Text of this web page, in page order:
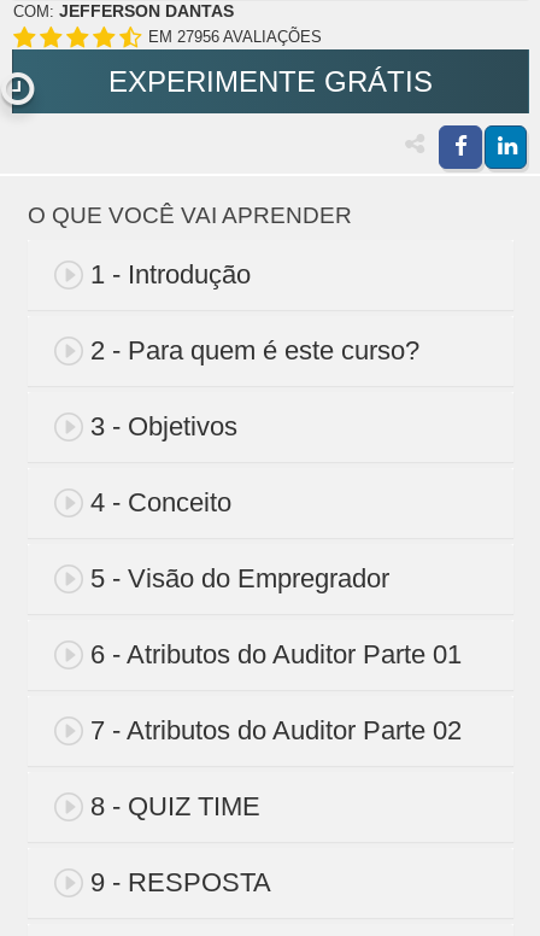
COM: JEFFERSON DANTAS
EM 27956 AVALIAÇÕES
EXPERIMENTE GRÁTIS
O QUE VOCÊ VAI APRENDER
1 - Introdução
2 - Para quem é este curso?
3 - Objetivos
4 - Conceito
5 - Visão do Empregrador
6 - Atributos do Auditor Parte 01
7 - Atributos do Auditor Parte 02
8 - QUIZ TIME
9 - RESPOSTA